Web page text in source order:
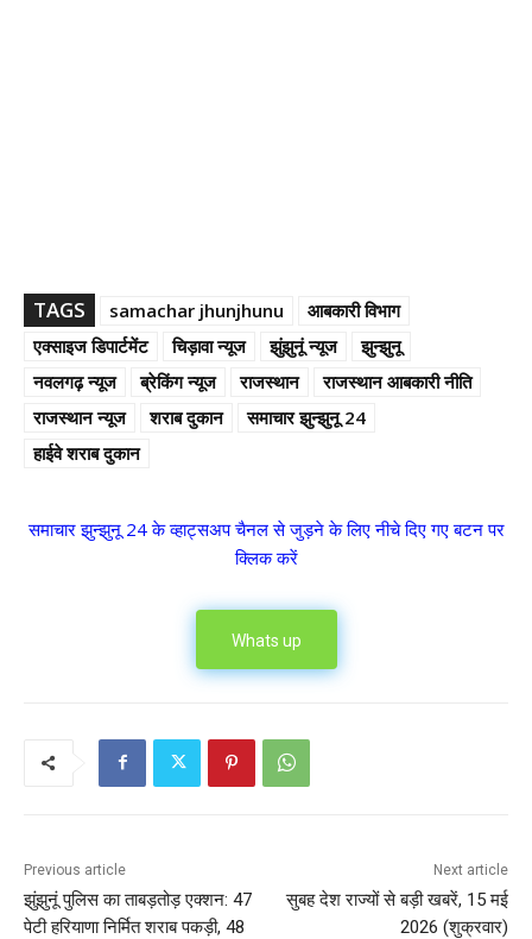
TAGS samachar jhunjhunu
आबकारी विभाग
एक्साइज डिपार्टमेंट
चिड़ावा न्यूज झुंझुनूं न्यूज
झुन्झुनू
नवलगढ़ न्यूज
ब्रेकिंग न्यूज राजस्थान
राजस्थान आबकारी नीति
राजस्थान न्यूज
शराब दुकान
समाचार झुन्झुनू 24
हाईवे शराब दुकान
समाचार झुन्झुनू 24 के व्हाट्सअप चैनल से जुड़ने के लिए नीचे दिए गए बटन पर
क्लिक करें
Whats up
Previous article
झुंझुनूं पुलिस का ताबड़तोड़ एक्शन: 47
पेटी हरियाणा निर्मित शराब पकड़ी, 48
Next article
सुबह देश राज्यों से बड़ी खबरें, 15 मई
2026 (शुक्रवार)